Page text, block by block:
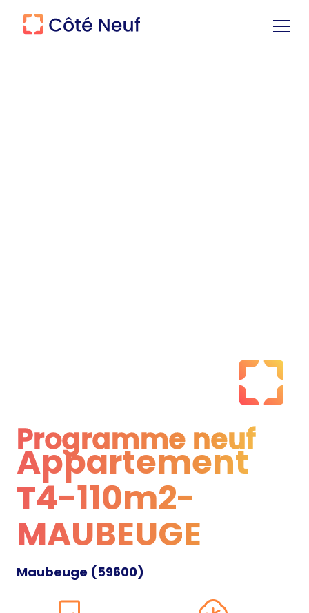
Programme neuf
Programme neuf
Appartement
T4-110m2-
MAUBEUGE
Maubeuge (59600)